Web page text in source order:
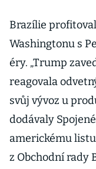
Brazílie
Washingtonu s
éry. „Trump
reagovala
svůj vývoz u
dodávaly
americkému
z Obchodní rady